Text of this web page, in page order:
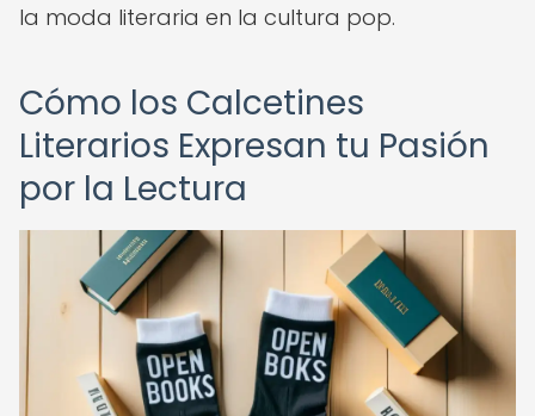
la moda literaria en la cultura pop.
Cómo los Calcetines
Literarios Expresan tu Pasión
por la Lectura